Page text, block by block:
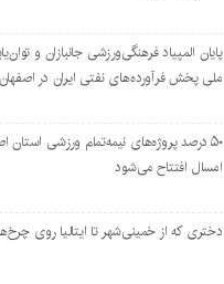
پایان المپیاد فرهنگی‌ورزشی جانبازان و
ملی پخش فرآورده‌های نفتی ایران در اصفهان
۵۰ درصد پروژه‌های نیمه‌تمام ورزشی استان
امسال افتتاح می‌شود
دختری که از خمینی‌شهر تا ایتالیا روی